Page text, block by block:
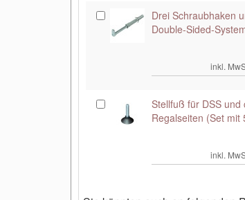
Drei Schraubhaken
Double-Sided-
inkl.
Stellfuß für DSS und
Regalseiten (Set mit
inkl.